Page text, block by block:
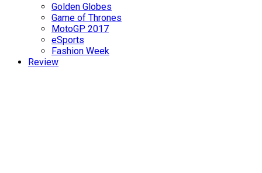
Golden Globes
Game of Thrones
MotoGP 2017
eSports
Fashion Week
Review